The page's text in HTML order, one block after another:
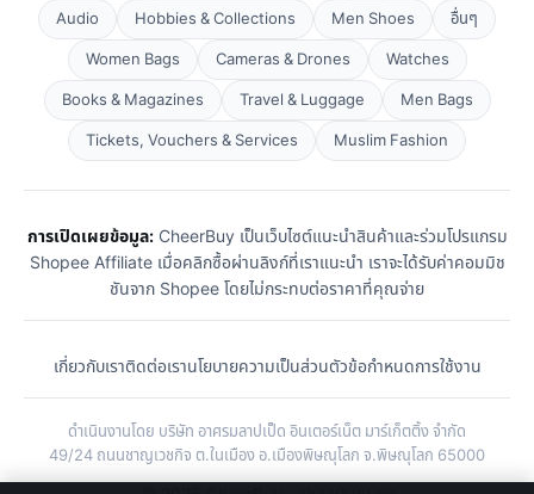
Audio
Hobbies & Collections Men Shoes
อื่นๆ
Women Bags
Cameras & Drones
Watches
Books & Magazines
Travel & Luggage
Men Bags
Tickets, Vouchers & Services
Muslim Fashion
การเปิดเผยข้อมูล:CheerBuy เป็นเว็บไซต์แนะนำสินค้าและร่วมโปรแกรม
Shopee Affiliate เมื่อคลิกซื้อผ่านลิงก์ที่เราแนะนำ เราจะได้รับค่าคอมมิช
ชันจาก Shopee โดยไม่กระทบต่อราคาที่คุณจ่าย
เกี่ยวกับเราติดต่อเรานโยบายความเป็นส่วนตัวข้อกำหนดการใช้งาน
ดำเนินงานโดย บริษัท อาศรมลาปเป็ด อินเตอร์เน็ต มาร์เก็ตติ้ง จำกัด
49/24 ถนนชาญเวชกิจ ต.ในเมือง อ.เมืองพิษณุโลก จ.พิษณุโลก 65000